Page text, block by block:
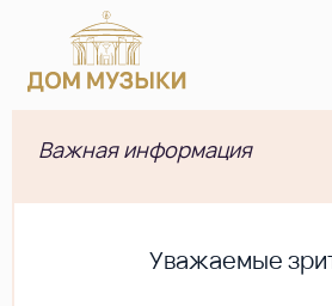
Важная информация
Уважаемые